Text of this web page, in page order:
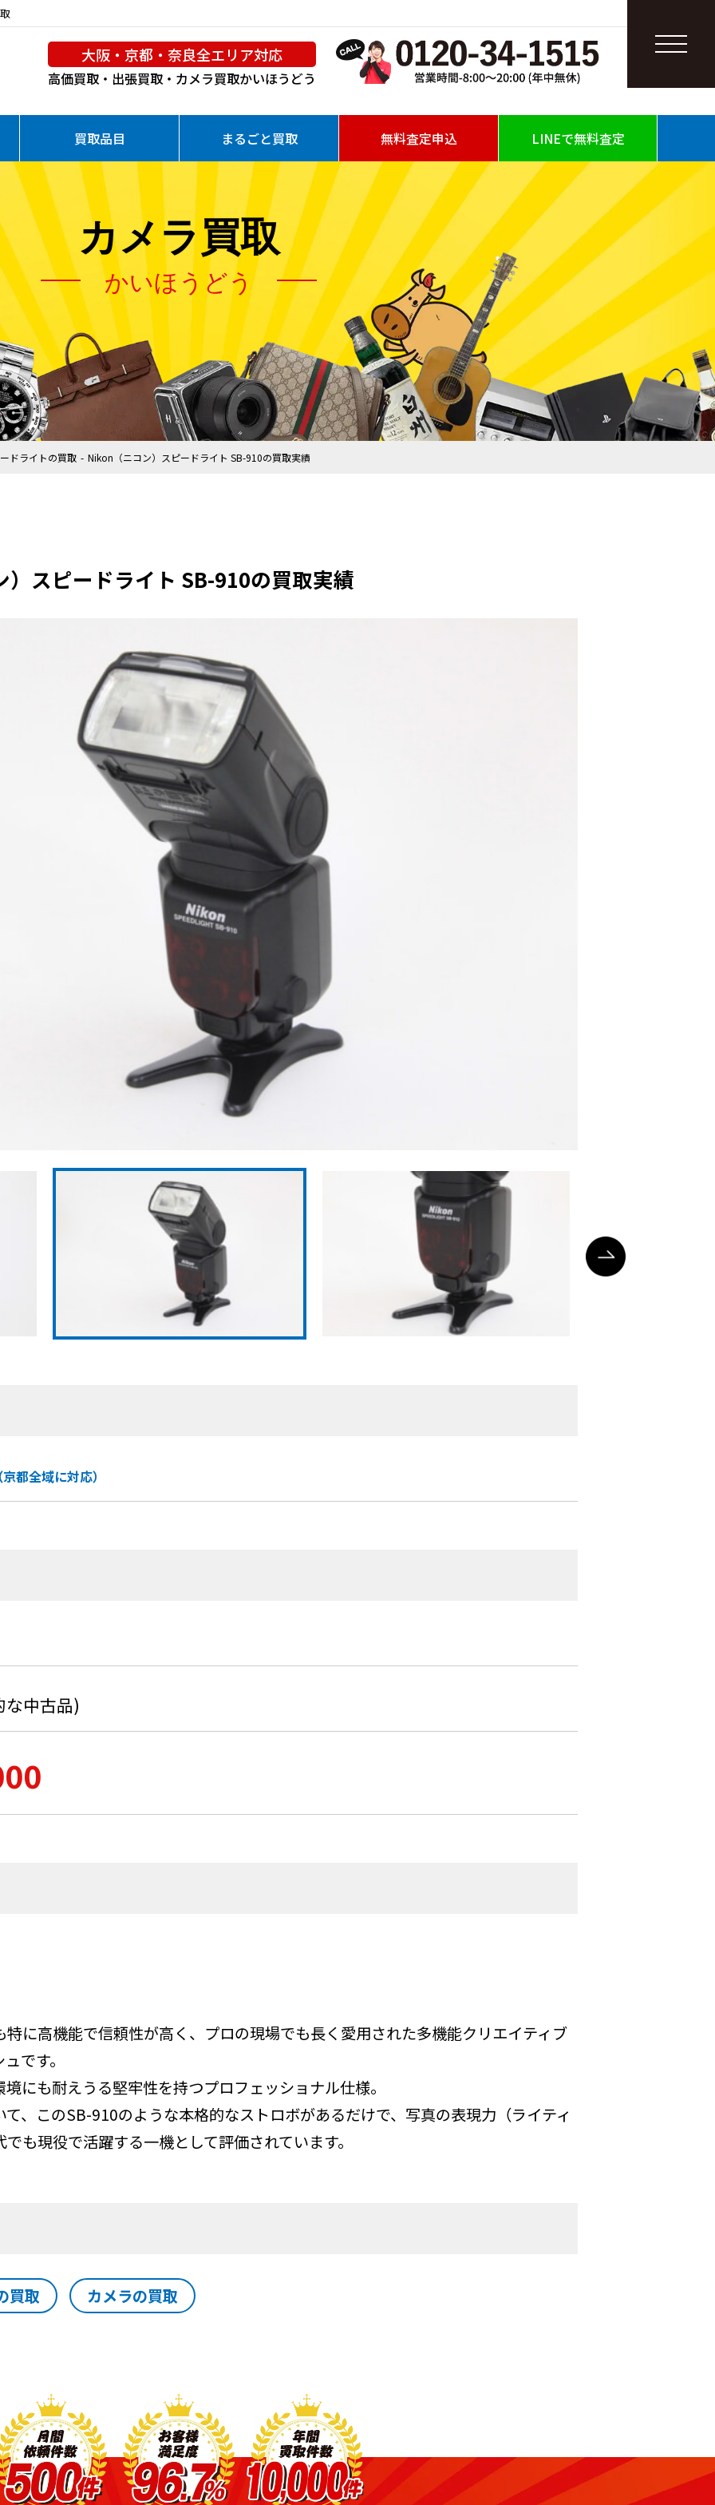
大阪・京都・奈良全エリア対応
高価買取・出張買取・カメラ買取かいほうどう
買取品目 まるごと買取 無料査定申込 LINEで無料査定
カメラ買取
かいほうどう
ドライトの買取 Nikon（ニコン）スピードライト SB-910の買取実績
スピードライト SB-910の買取実績
都全域に対応）
な中古品)
に高機能で信頼性が高く、プロの現場でも長く愛用された多機能クリエイティブ
です。
にも耐えうる堅牢性を持つプロフェッショナル仕様。
、このSB-910のような本格的なストロボがあるだけで、写真の表現力（ライティ
も現役で活躍する一機として評価されています。
買取 カメラの買取